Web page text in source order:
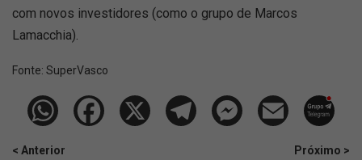
com novos investidores (como o grupo de Marcos
Lamacchia).
Fonte: SuperVasco‎‎‎‎‎‎
< Anterior
Próximo >